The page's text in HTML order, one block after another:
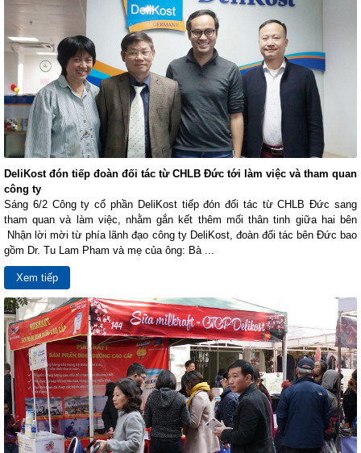
DeliKost đón tiếp đoàn đối tác từ CHLB Đức tới làm việc và tham quan
công ty
Sáng 6/2 Công ty cổ phần DeliKost tiếp đón đối tác từ CHLB Đức sang
tham quan và làm việc, nhằm gắn kết thêm mối thân tinh giữa hai bên
Nhận lời mời từ phía lãnh đạo công ty DeliKost, đoàn đối tác bên Đức bao
gồm Dr. Tu Lam Pham và mẹ của ông: Bà ...
Xem tiếp